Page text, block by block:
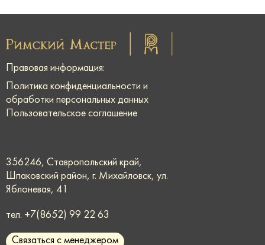
Правовая информация:
Политика конфиденциальности и
обработки персональных данных
Пользовательское соглашение
356246, Ставропольский край,
Шпаковский район, г. Михайловск, ул.
Яблоневая, 41
тел. +7(8652) 99 22 63
Связаться с менеджером